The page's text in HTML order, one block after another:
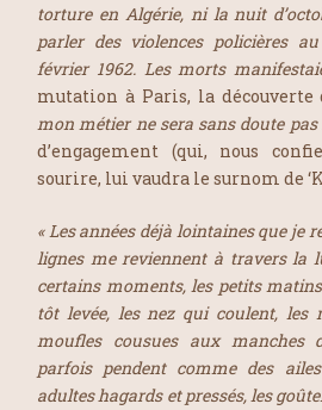
torture en Algérie, ni la nuit
parler des violences policières
février 1962. Les morts
mutation à Paris, la
mon métier ne sera sans doute pas
d’engagement (qui, nous
sourire, lui vaudra le surnom de
« Les années déjà lointaines que je
lignes me reviennent à travers la
certains moments, les petits matins
tôt levée, les nez qui coulent, les
moufles cousues aux manches
parfois pendent comme des
adultes hagards et pressés, les